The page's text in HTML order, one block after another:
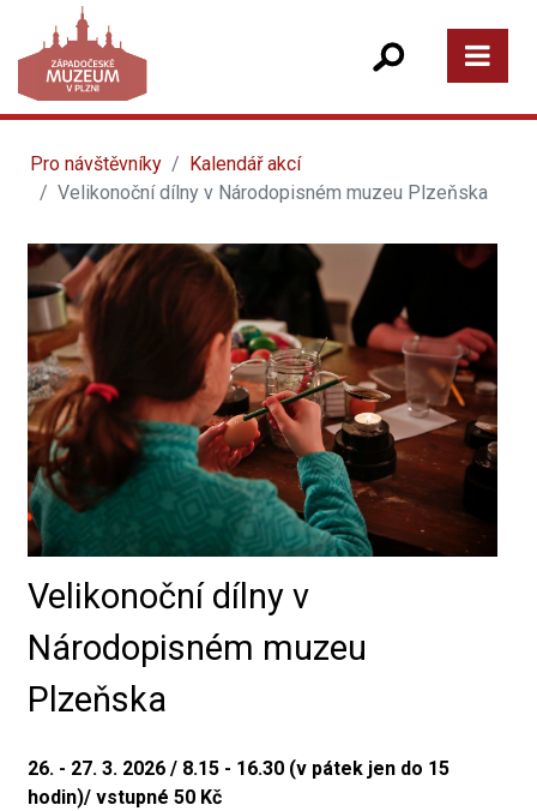
Pro návštěvníky
Kalendář akcí
Velikonoční dílny v Národopisném muzeu Plzeňska
Velikonoční dílny v
Národopisném muzeu
Plzeňska
26. - 27. 3. 2026 / 8.15 - 16.30 (v pátek jen do 15
hodin)/ vstupné 50 Kč